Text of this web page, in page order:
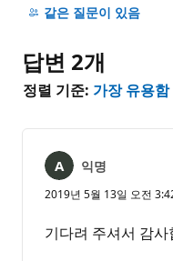
명
음
같은 질문이 있음
답변 2개
정렬 기준: 가장 유용함
익명
2019년 5월 13일 오전
기다려 주셔서 감사